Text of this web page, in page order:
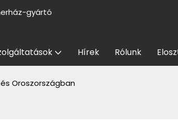
gyártó
Hírek Rólunk
Oroszországban